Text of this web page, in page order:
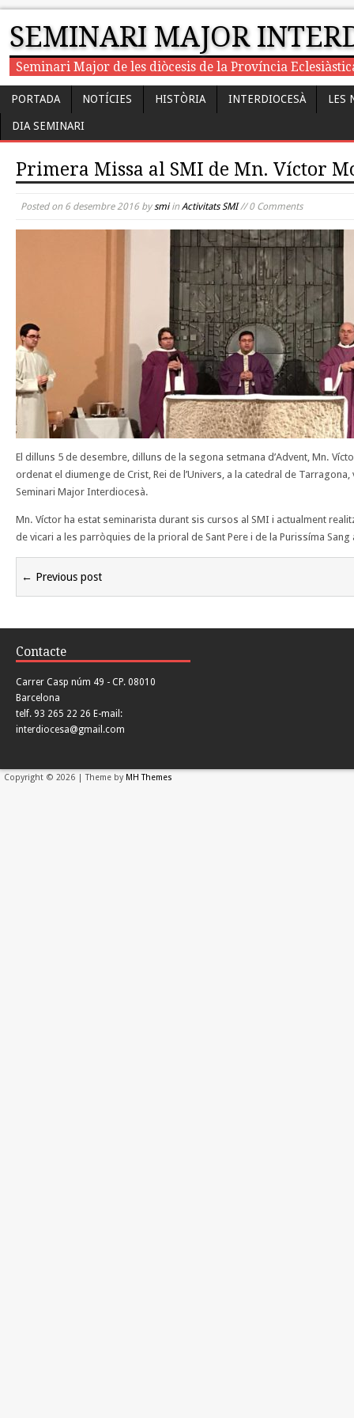
SEMINARI MAJOR
Seminari Major de les diòcesis de la Província
PORTADA NOTÍCIES HISTÒRIA INTERDIOCESÀ LES
DIA SEMINARI
Primera Missa al SMI de Mn. Víctor
Posted on 6 desembre 2016bysmiin Activitats SMI// 0 Comments
El dilluns 5 de desembre, dilluns de la segona setmana d’Advent, Mn.
ordenat el diumenge de Crist, Rei de l’Univers, a la catedral de
Seminari Major Interdiocesà.
Mn. Víctor ha estat seminarista durant sis cursos al SMI i actualment
de vicari a les parròquies de la prioral de Sant Pere i de la Purissíma Sang
← Previous post
Contacte
Carrer Casp núm 49 - CP. 08010
Barcelona
telf. 93 265 22 26 E-mail:
interdiocesa@gmail.com
Copyright © 2026 | Theme by MH Themes